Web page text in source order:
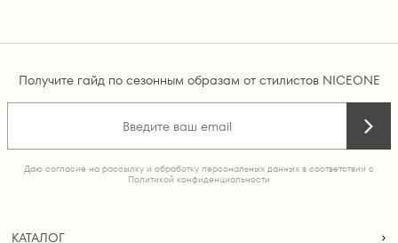
Получите гайд по сезонным образам от стилистов NICEONE
Даю согласие на рассылку и обработку персональных данных в соответствии с
Политикой конфиденциальности
КАТАЛОГ